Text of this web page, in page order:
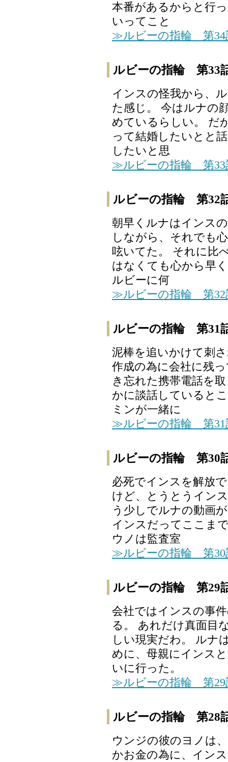
本番があるからと行
いってこと
≫ルビーの指輪 第34
ルビーの指輪 第33
インスの怪我から、
た感じ。 今はルナの
めているらしい。 だ
って結婚したいとと
したいと思
≫ルビーの指輪 第33
ルビーの指輪 第32
朝早くルナはインス
しながら、それでも
呟いてた。 それに比
はなくても心から早
ルビーに何
≫ルビーの指輪 第32
ルビーの指輪 第31
泥棒を追いかけて刺
作成の為に会社に残
き忘れた携帯電話を
かに談話していると
ミンが一緒に
≫ルビーの指輪 第31
ルビーの指輪 第30
必死でインスを解放
けど、とうとうイン
う少しでルナの動画
インスだってここま
ウノは監査室
≫ルビーの指輪 第30
ルビーの指輪 第29
会社ではインスの事
る。 あれだけ真面目
しい現実だわ。 ルナ
めに、母親にインス
いに行った。
≫ルビーの指輪 第29
ルビーの指輪 第28
ウンジの彼のヨノは
かお金の為に、イン